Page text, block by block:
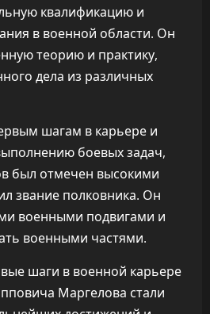
квалификацию и
в военной области. Он
теорию и практику,
дела из различных
шагам в карьере и
боевых задач,
был отмечен высокими
звание полковника. Он
военными подвигами и
военными частями.
шаги в военной карьере
Маргелова стали